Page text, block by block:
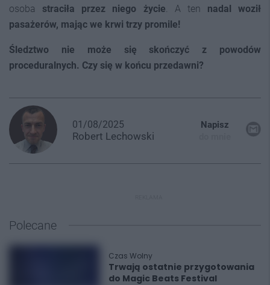
osoba straciła przez niego życie . A ten nadal woził
pasażerów, mając we krwi trzy promile!
Śledztwo nie może się skończyć z powodów
proceduralnych. Czy się w końcu przedawni?
01/08/2025
Robert Lechowski
Napisz
Polecane
Czas Wolny
Trwają ostatnie przygotowania
do Magic Beats Festival